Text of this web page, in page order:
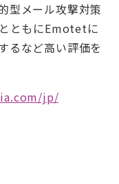
型メール攻撃対策
ともにEmotetに
るなど高い評価を
jp/